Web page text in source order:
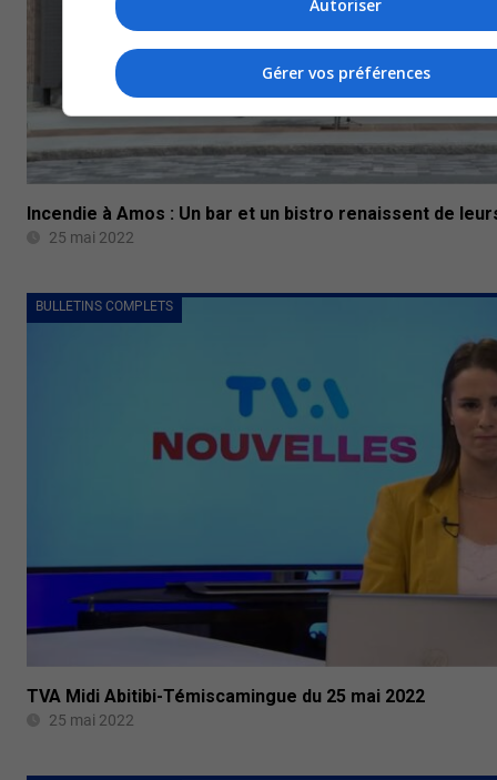
Incendie à Amos : Un bar et un bistro renaissent de
25 mai 2022
BULLETINS COMPLETS
TVA Midi Abitibi-Témiscamingue du 25 mai 2022
25 mai 2022
Autoriser
Gérer vos préférences